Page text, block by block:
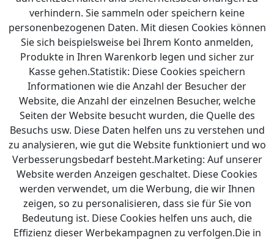
verhindern. Sie sammeln oder speichern keine
personenbezogenen Daten. Mit diesen Cookies können
Sie sich beispielsweise bei Ihrem Konto anmelden,
Produkte in Ihren Warenkorb legen und sicher zur
Kasse gehen.Statistik: Diese Cookies speichern
Informationen wie die Anzahl der Besucher der
Website, die Anzahl der einzelnen Besucher, welche
Seiten der Website besucht wurden, die Quelle des
Besuchs usw. Diese Daten helfen uns zu verstehen und
zu analysieren, wie gut die Website funktioniert und wo
Verbesserungsbedarf besteht.Marketing: Auf unserer
Website werden Anzeigen geschaltet. Diese Cookies
werden verwendet, um die Werbung, die wir Ihnen
zeigen, so zu personalisieren, dass sie für Sie von
Bedeutung ist. Diese Cookies helfen uns auch, die
Effizienz dieser Werbekampagnen zu verfolgen.Die in